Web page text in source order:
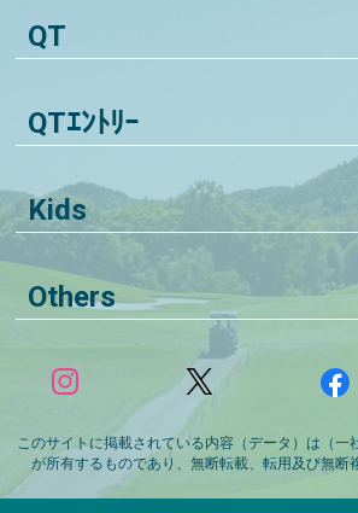
QT
QTｴﾝﾄﾘｰ
Kids
Others
このサイトに掲載されている内容（データ）は（一
が所有するものであり、無断転載、転用及び無断